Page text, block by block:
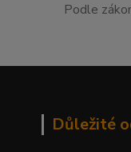
Podle
Důležité